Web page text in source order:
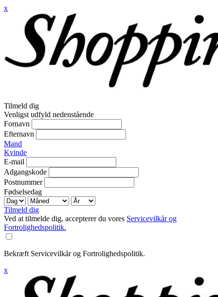
x
Tilmeld dig
Venligst udfyld nedenstående
Fornavn
Efternavn
Mand
Kvinde
E-mail
Adgangskode
Postnummer
Fødselsedag
Tilmeld dig
Ved at tilmelde dig, accepterer du vores Servicevilkår og
Fortrolighedspolitik.
Bekræft Servicevilkår og Fortrolighedspolitik.
x